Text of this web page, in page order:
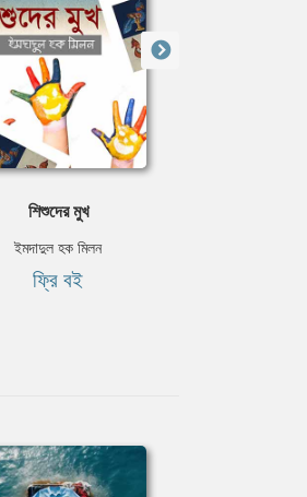
শিশুদের মুখ
ইমদাদুল হক মিলন
ফ্রি বই